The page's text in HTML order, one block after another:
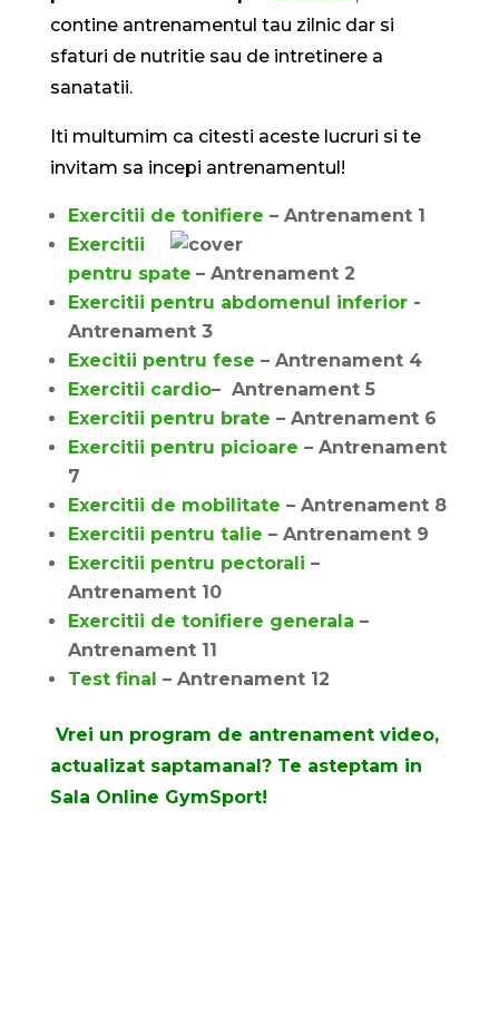
contine antrenamentul tau zilnic dar si
sfaturi de nutritie sau de intretinere a
sanatatii.
Iti multumim ca citesti aceste lucruri si te
invitam sa incepi antrenamentul!
Exercitii de tonifiere – Antrenament 1
Exercitii
pentru spate – Antrenament 2
Exercitii pentru abdomenul inferior-
Antrenament 3
Execitii pentru fese – Antrenament 4
Exercitii cardio– Antrenament 5
Exercitii pentru brate – Antrenament 6
Exercitii pentru picioare – Antrenament
7
Exercitii de mobilitate – Antrenament 8
Exercitii pentru talie – Antrenament 9
Exercitii pentru pectorali –
Antrenament 10
Exercitii de tonifiere generala –
Antrenament 11
Test final – Antrenament 12
Vrei un program de antrenament video,
actualizat saptamanal? Te asteptam in
Sala Online GymSport!